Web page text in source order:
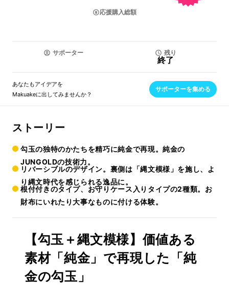
応援購入総額
サポーター 残り
終了
あなたもアイデアを
Makuakeに出してみませんか？
サポーターを集める
ストーリー
勾玉の独特のかたちを精巧に純金で再現。純金の
JUNGOLDの技術力。
リバーシブルのデザイン。裏側は「縄文模様」を施し、よ
り縄文時代を感じられる逸品に。
根付付きのタイプ、お守りケース入りタイプの2種類。お
財布にいれたり大事なものに付ける体験。
【勾玉＋縄文模様】価値ある
素材「純金」で再現した「純
金の勾玉」